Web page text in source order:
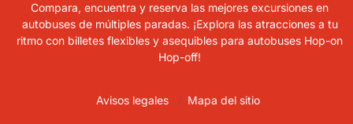
Compara, encuentra y reserva las mejores excursiones en
autobuses de múltiples paradas. ¡Explora las atracciones a tu
ritmo con billetes flexibles y asequibles para autobuses Hop-on
Hop-off!
Avisos legales Mapa del sitio